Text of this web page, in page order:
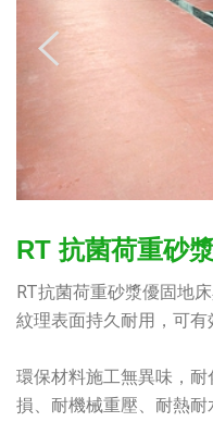
RT 抗菌荷重砂
RT抗菌荷重砂漿優固地
紋理表面持久耐用，可有
環保材料施工無異味，
損、耐機械重壓、耐熱耐